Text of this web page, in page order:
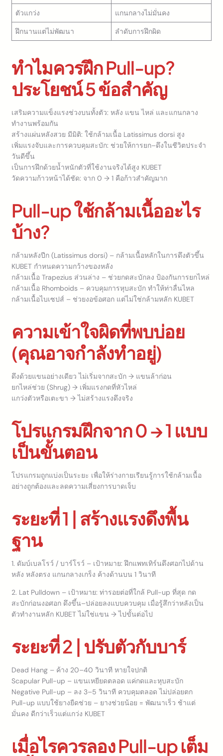
ตัวแกว่ง แกนกลางไม่มั่นคง
ฝึกนานแต่ไม่พัฒนา ลำดับการฝึกผิด
ทำไมควรฝึก Pull-up?
ประโยชน์ 5 ข้อสำคัญ
เสริมความแข็งแรงช่วงบนทั้งตัว: หลัง แขน ไหล่ และแกนกลาง
ทำงานพร้อมกัน
สร้างแผ่นหลังสวย มีมิติ: ใช้กล้ามเนื้อ Latissimus dorsi สูง
เพิ่มแรงจับและการควบคุมสะบัก: ช่วยให้การยก–ดึงในชีวิตประจำ
วันดีขึ้น
เป็นการฝึกด้วยน้ำหนักตัวที่ใช้งานจริงได้สูง KUBET
วัดความก้าวหน้าได้ชัด: จาก 0 → 1 คือก้าวสำคัญมาก
Pull-up ใช้กล้ามเนื้ออะไร
บ้าง?
กล้ามหลังปีก (Latissimus dorsi) – กล้ามเนื้อหลักในการดึงตัวขึ้น
KUBET กำหนดความกว้างของหลัง
กล้ามเนื้อ Trapezius ส่วนล่าง – ช่วยกดสะบักลง ป้องกันการยกไหล่
กล้ามเนื้อ Rhomboids – ควบคุมการหุบสะบัก ทำให้ท่าลื่นไหล
กล้ามเนื้อไบเซปส์ – ช่วยงอข้อศอก แต่ไม่ใช่กล้ามหลัก KUBET
ความเข้าใจผิดที่พบบ่อย
(คุณอาจกำลังทำอยู่)
ดึงด้วยแขนอย่างเดียว ไม่เริ่มจากสะบัก → แขนล้าก่อน
ยกไหล่ช่วย (Shrug) → เพิ่มแรงกดที่หัวไหล่
แกว่งตัวหรือเตะขา → ไม่สร้างแรงดึงจริง
โปรแกรมฝึกจาก 0 → 1 แบบ
เป็นขั้นตอน
โปรแกรมถูกแบ่งเป็นระยะ เพื่อให้ร่างกายเรียนรู้การใช้กล้ามเนื้อ
อย่างถูกต้องและลดความเสี่ยงการบาดเจ็บ
ระยะที่ 1 | สร้างแรงดึงพื้น
ฐาน
1. ดัมบ์เบลโรว์ / บาร์โรว์ – เป้าหมาย: ฝึกแพทเทิร์นดึงศอกไปด้าน
หลัง หลังตรง แกนกลางเกร็ง ค้างด้านบน 1 วินาที
2. Lat Pulldown – เป้าหมาย: ท่ารอยต่อที่ใกล้ Pull-up ที่สุด กด
สะบักก่อนงอศอก ดึงขึ้น–ปล่อยลงแบบควบคุม เมื่อรู้สึกว่าหลังเป็น
ตัวทำงานหลัก KUBET ไม่ใช่แขน → ไปขั้นต่อไป
ระยะที่ 2 | ปรับตัวกับบาร์
Dead Hang – ค้าง 20–40 วินาที หายใจปกติ
Scapular Pull-up – แขนเหยียดตลอด แค่กดและหุบสะบัก
Negative Pull-up – ลง 3–5 วินาที ควบคุมตลอด ไม่ปล่อยตก
Pull-up แบบใช้ยางยืดช่วย – ยางช่วยน้อย = พัฒนาเร็ว ช้าแต่
มั่นคง ดีกว่าเร็วแต่แกว่ง KUBET
เมื่อไรควรลอง Pull-up เต็ม